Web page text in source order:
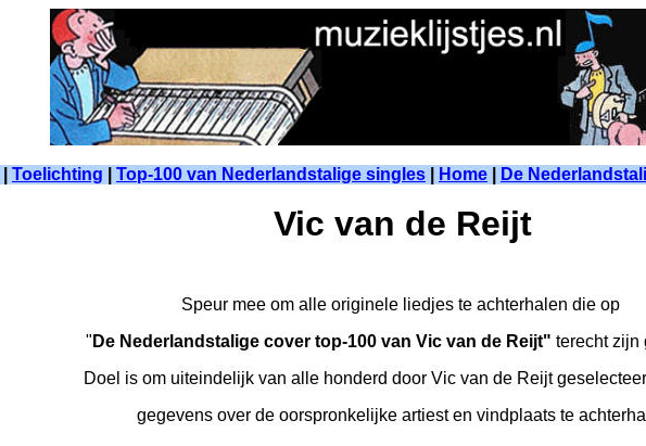
Toelichting Top-100 van Nederlandstalige singles Home De
Vic van de Reijt
Speur mee om alle originele liedjes te achterhalen die op
" De Nederlandstalige cover top-100 van Vic van de Reijt" terecht zijn
Doel is om uiteindelijk van alle honderd door Vic van de Reijt
gegevens over de oorspronkelijke artiest en vindplaats te